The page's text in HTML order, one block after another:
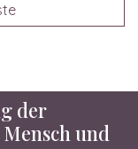
der
und